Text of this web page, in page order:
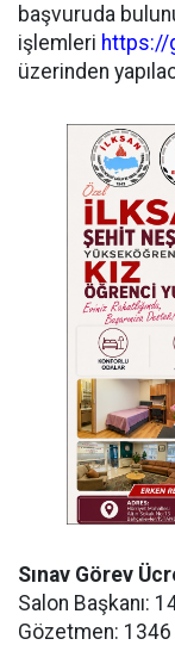
başvuruda
işlemleri https://
üzerinden
Sınav Görev
Salon Başkanı:
Gözetmen: 1346